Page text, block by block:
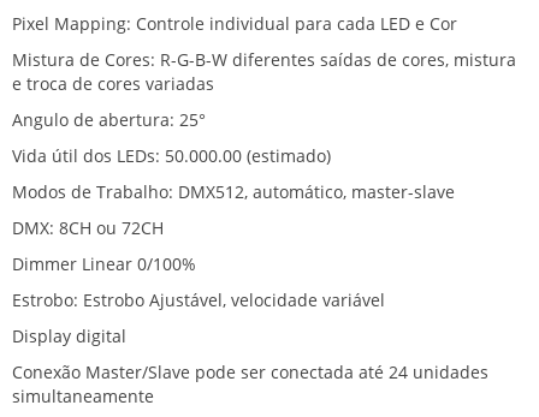
Pixel Mapping: Controle individual para cada LED e Cor
Mistura de Cores: R-G-B-W diferentes saídas de cores, mistura
e troca de cores variadas
Angulo de abertura: 25°
Vida útil dos LEDs: 50.000.00 (estimado)
Modos de Trabalho: DMX512, automático, master-slave
DMX: 8CH ou 72CH
Dimmer Linear 0/100%
Estrobo: Estrobo Ajustável, velocidade variável
Display digital
Conexão Master/Slave pode ser conectada até 24 unidades
simultaneamente